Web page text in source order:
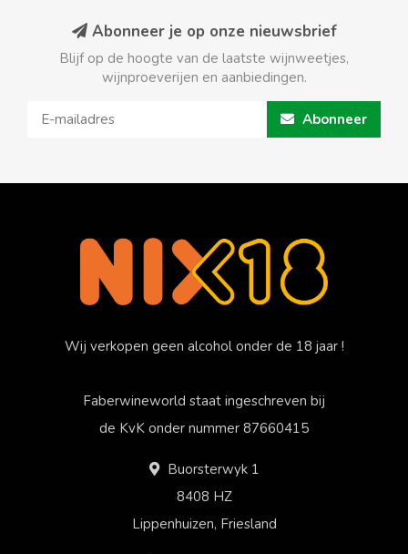
Abonneer je op onze nieuwsbrief
Blijf op de hoogte van de laatste wijnweetjes,
wijnproeverijen en aanbiedingen.
Abonneer
Wij verkopen geen alcohol onder de 18 jaar !
Faberwineworld staat ingeschreven bij
de KvK onder nummer 87660415
Buorsterwyk 1
8408 HZ
Lippenhuizen, Friesland